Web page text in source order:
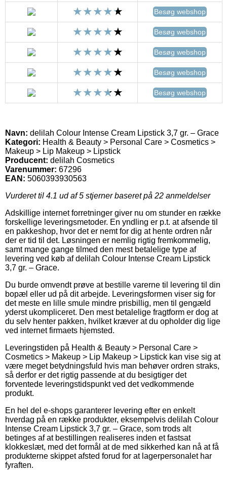
Besøg webshop
Besøg webshop
Besøg webshop
Besøg webshop
Besøg webshop
Navn: delilah Colour Intense Cream Lipstick 3,7 gr. – Grace
Kategori: Health & Beauty > Personal Care > Cosmetics >
Makeup > Lip Makeup > Lipstick
Producent: delilah Cosmetics
Varenummer: 67296
EAN: 5060393930563
Vurderet til 4.1 ud af 5 stjerner baseret på 22 anmeldelser
Adskillige internet forretninger giver nu om stunder en række
forskellige leveringsmetoder. En yndling er p.t. at afsende til
en pakkeshop, hvor det er nemt for dig at hente ordren når
der er tid til det. Løsningen er nemlig rigtig fremkommelig,
samt mange gange tilmed den mest betalelige type af
levering ved køb af delilah Colour Intense Cream Lipstick
3,7 gr. – Grace.
Du burde omvendt prøve at bestille varerne til levering til din
bopæl eller ud på dit arbejde. Leveringsformen viser sig for
det meste en lille smule mindre prisbillig, men til gengæld
yderst ukompliceret. Den mest betalelige fragtform er dog at
du selv henter pakken, hvilket kræver at du opholder dig lige
ved internet firmaets hjemsted.
Leveringstiden på Health & Beauty > Personal Care >
Cosmetics > Makeup > Lip Makeup > Lipstick kan vise sig at
være meget betydningsfuld hvis man behøver ordren straks,
så derfor er det rigtig passende at du besigtiger det
forventede leveringstidspunkt ved det vedkommende
produkt.
En hel del e-shops garanterer levering efter en enkelt
hverdag på en række produkter, eksempelvis delilah Colour
Intense Cream Lipstick 3,7 gr. – Grace, som trods alt
betinges af at bestillingen realiseres inden et fastsat
klokkeslæt, med det formål at de med sikkerhed kan nå at få
produkterne skippet afsted forud for at lagerpersonalet har
fyraften.